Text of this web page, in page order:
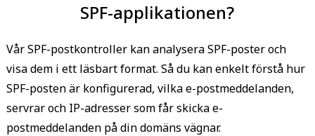
SPF-applikationen?
Vår SPF-postkontroller kan analysera SPF-poster och
visa dem i ett läsbart format. Så du kan enkelt förstå hur
SPF-posten är konfigurerad, vilka e-postmeddelanden,
servrar och IP-adresser som får skicka e-
postmeddelanden på din domäns vägnar.